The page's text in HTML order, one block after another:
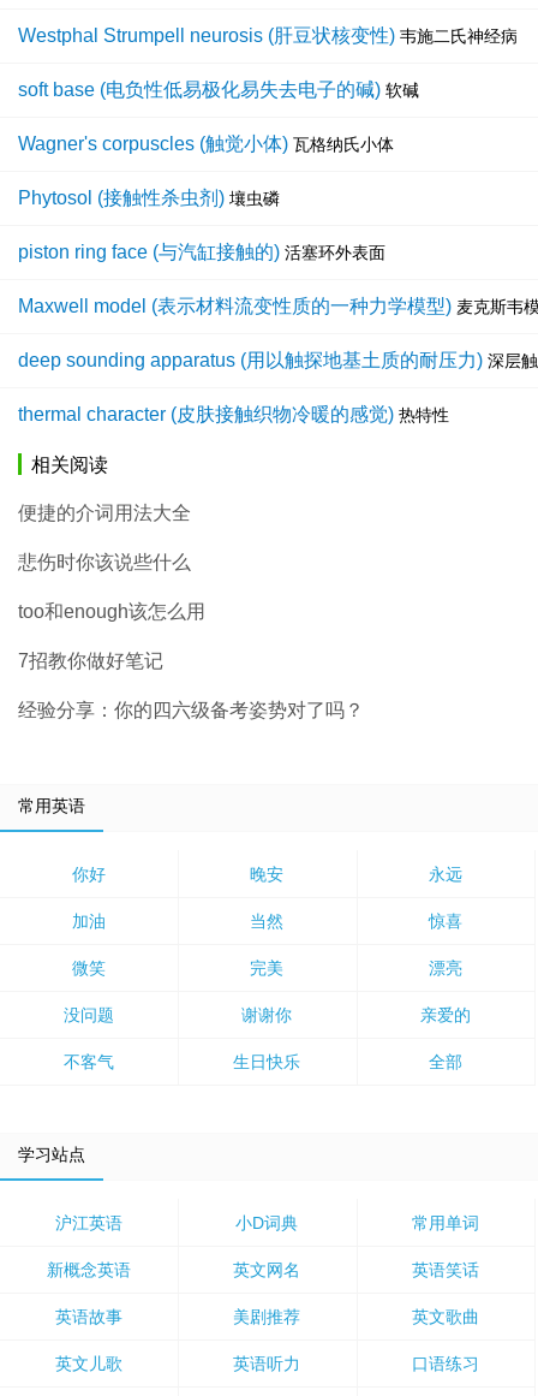
Westphal Strumpell neurosis (肝豆状核变性) 韦施二氏神经病
soft base (电负性低易极化易失去电子的碱) 软碱
Wagner's corpuscles (触觉小体) 瓦格纳氏小体
Phytosol (接触性杀虫剂) 壤虫磷
piston ring face (与汽缸接触的) 活塞环外表面
Maxwell model (表示材料流变性质的一种力学模型) 麦克斯韦
deep sounding apparatus (用以触探地基土质的耐压力) 深层
thermal character (皮肤接触织物冷暖的感觉) 热特性
相关阅读
便捷的介词用法大全
悲伤时你该说些什么
too和enough该怎么用
7招教你做好笔记
经验分享：你的四六级备考姿势对了吗？
常用英语
你好 晚安 永远
加油 当然 惊喜
微笑 完美 漂亮
没问题 谢谢你 亲爱的
不客气 生日快乐 全部
学习站点
沪江英语 小D词典 常用单词
新概念英语 英文网名 英语笑话
英语故事 美剧推荐 英文歌曲
英文儿歌 英语听力 口语练习